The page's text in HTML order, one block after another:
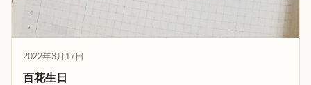
2022年3月17日
百花生日